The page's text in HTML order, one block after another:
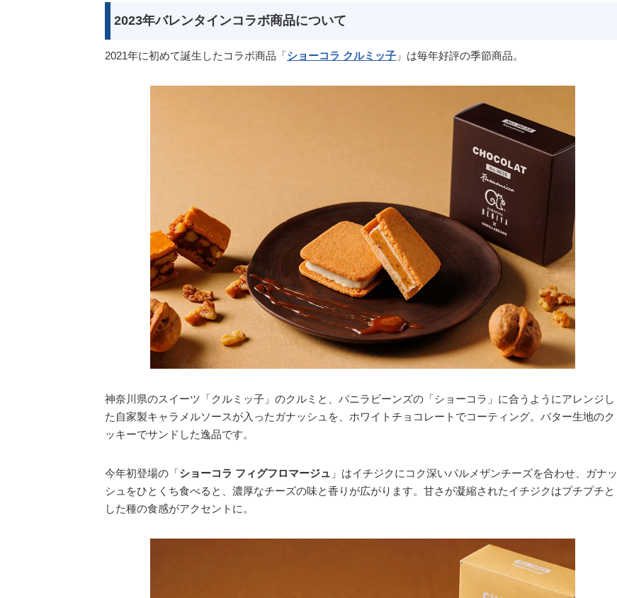
2023年バレンタインコラボ商品について
2021年に初めて誕生したコラボ商品「ショーコラ クルミッ子 」は毎年好評の季節商品。
神奈川県のスイーツ「クルミッ子」のクルミと、バニラビーンズの「ショーコラ」に合うようにアレンジし
た自家製キャラメルソースが入ったガナッシュを、ホワイトチョコレートでコーティング。バター生地のク
ッキーでサンドした逸品です。
今年初登場の「ショーコラ フィグフロマージュ 」はイチジクにコク深いパルメザンチーズを合わせ、ガナッ
シュをひとくち食べると、濃厚なチーズの味と香りが広がります。甘さが凝縮されたイチジクはプチプチと
した種の食感がアクセントに。